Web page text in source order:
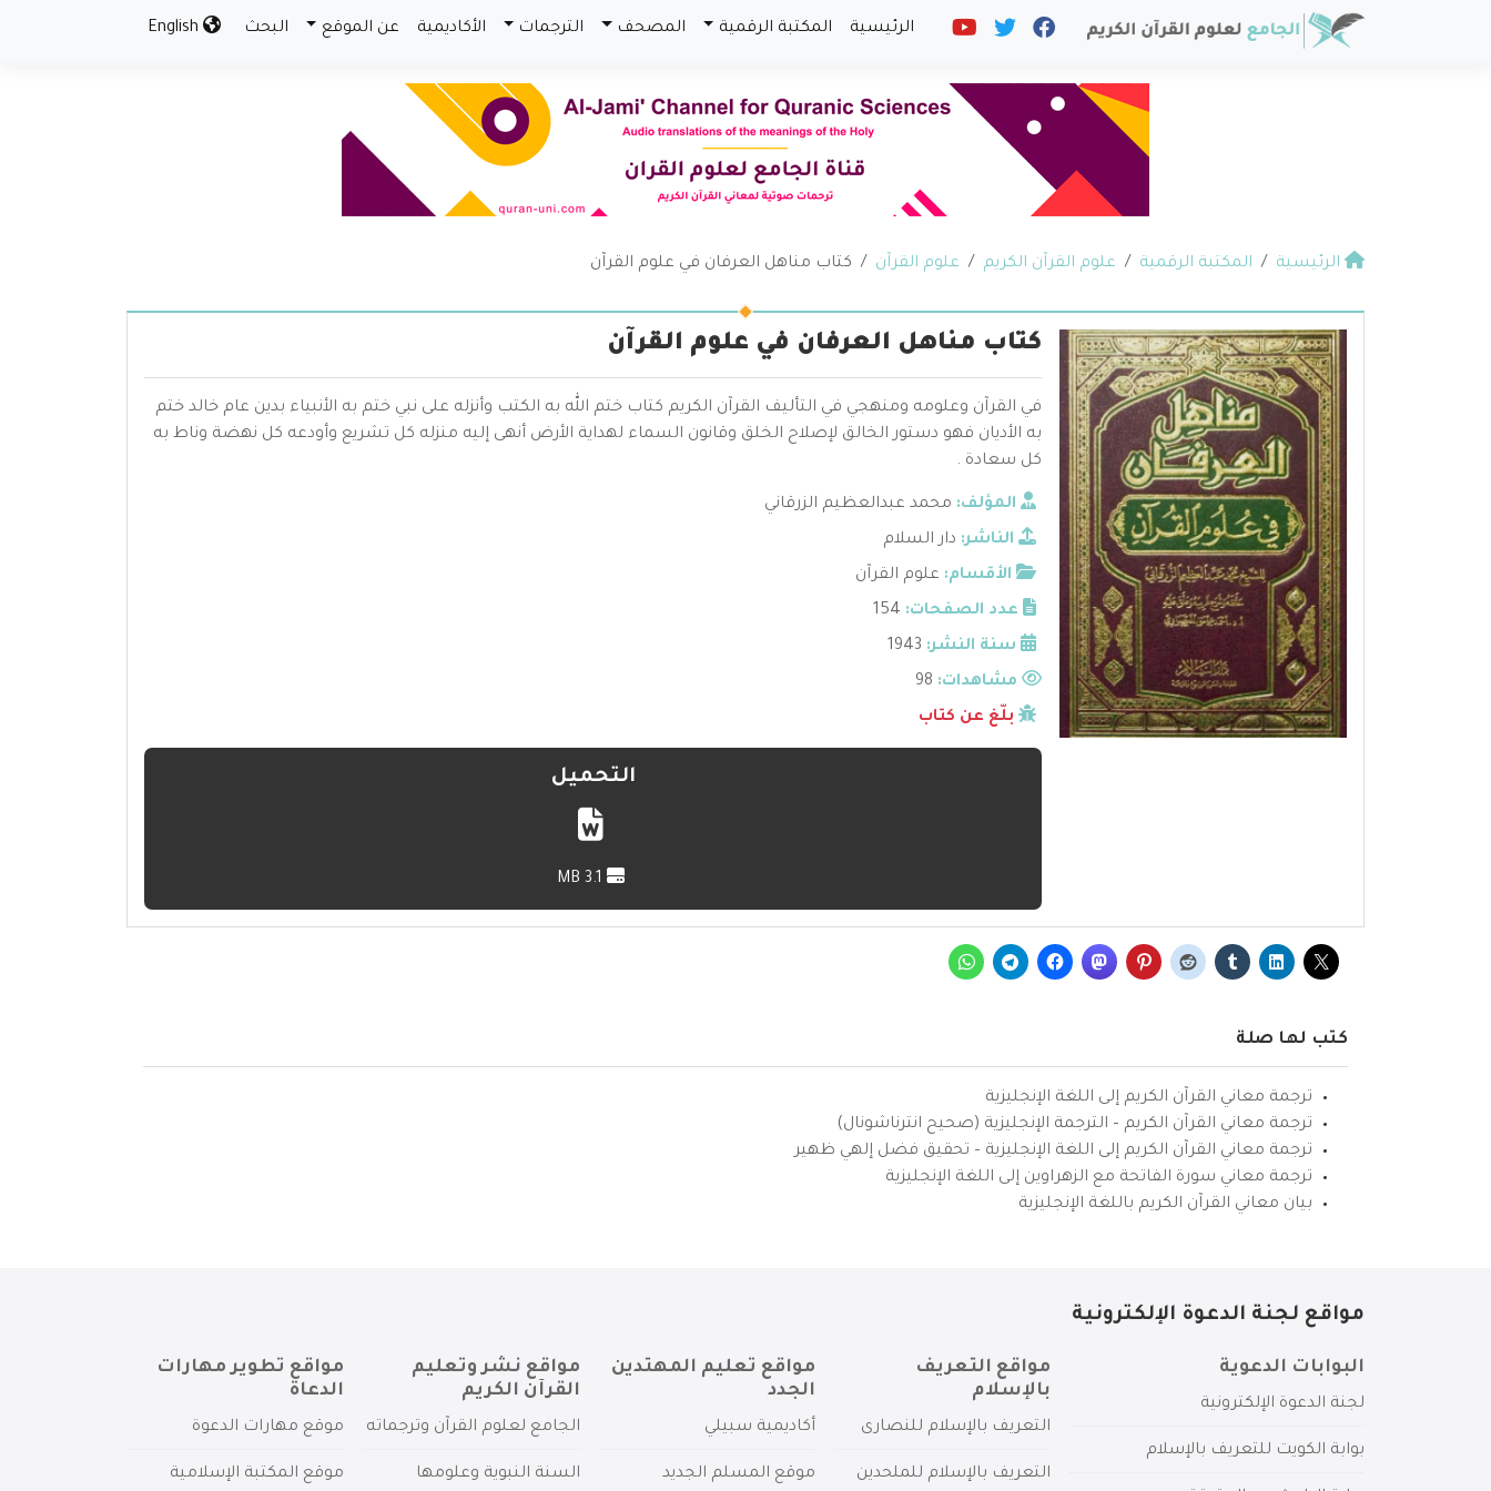
الرئيسية المكتبة الرقمية المصحف الترجمات الأكاديمية عن الموقع البحث
الرئيسية المكتبة الرقمية علوم القرآن الكريم علوم القرآن كتاب مناهل العرفان في علوم القرآن
كتاب مناهل العرفان في علوم القرآن
في القرآن وعلومه ومنهجي في التأليف القرآن الكريم كتاب ختم الله به الكتب وأنزله على نبي ختم به الأنبياء بدين عام خالد ختم
به الأديان فهو دستور الخالق لإصلاح الخلق وقانون السماء لهداية الأرض أنهى إليه منزله كل تشريع وأودعه كل نهضة وناط به
كل سعادة .
المؤلف: محمد عبدالعظيم الزرقاني
الناشر: دار السلام
الأقسام: علوم القرآن
عدد الصفحات: 154
سنة النشر: 1943
مشاهدات:
بلّغ عن كتاب
التحميل
كتب لها صلة
ترجمة معاني القرآن الكريم إلى اللغة الإنجليزية
ترجمة معاني القرآن الكريم – الترجمة الإنجليزية (صحيح انترناشونال)
ترجمة معاني القرآن الكريم إلى اللغة الإنجليزية – تحقيق فضل إلهي ظهير
ترجمة معاني سورة الفاتحة مع الزهراوين إلى اللغة الإنجليزية
بيان معاني القرآن الكريم باللغة الإنجليزية
مواقع لجنة الدعوة الإلكترونية
البوابات الدعوية
لجنة الدعوة الإلكترونية
بوابة الكويت للتعريف بالإسلام
مواقع التعريف
بالإسلام
التعريف بالإسلام للنصارى
التعريف بالإسلام للملحدين
مواقع تعليم المهتدين
الجدد
أكاديمية سبيلي
موقع المسلم الجديد
مواقع نشر وتعليم
القرآن الكريم
الجامع لعلوم القرآن وترجماته
السنة النبوية وعلومها
مواقع تطوير مهارات
الدعاة
موقع مهارات الدعوة
موقع المكتبة الإسلامية